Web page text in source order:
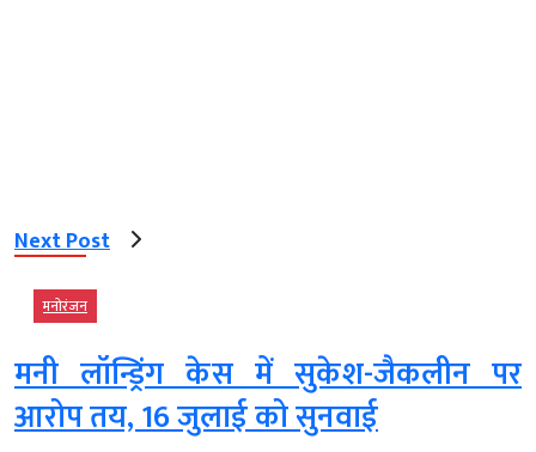
Next Post
मनोरंजन
मनी लॉन्ड्रिंग केस में सुकेश-जैकलीन पर
आरोप तय, 16 जुलाई को सुनवाई